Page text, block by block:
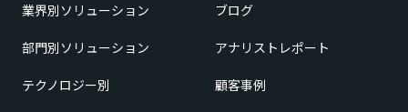
業界別ソリューション
部門別ソリューション
テクノロジー別
ブログ
アナリストレポート
顧客事例